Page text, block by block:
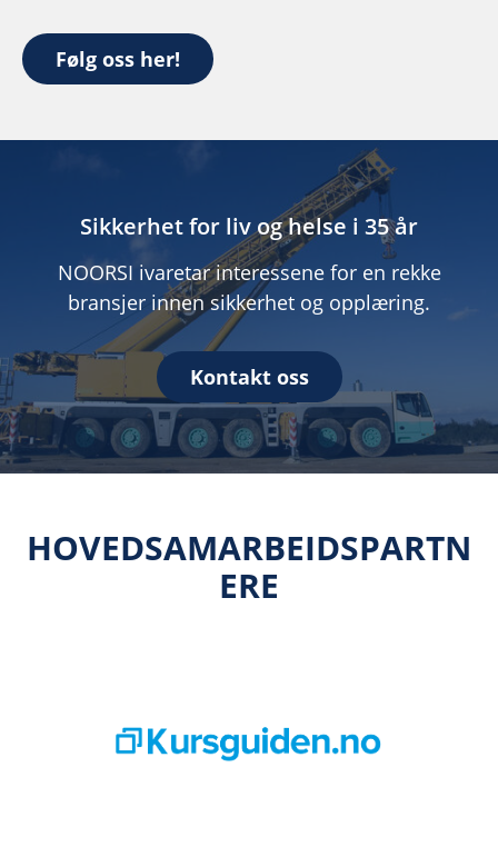
Følg oss her!
Sikkerhet for liv og helse i 35 år
NOORSI ivaretar interessene for en rekke
bransjer innen sikkerhet og opplæring.
Kontakt oss
HOVEDSAMARBEIDSPARTN
ERE